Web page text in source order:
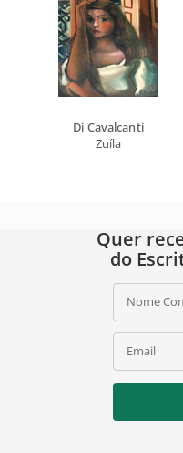
Di Cavalcanti
Zuíla
Quer
do
Nome
Email